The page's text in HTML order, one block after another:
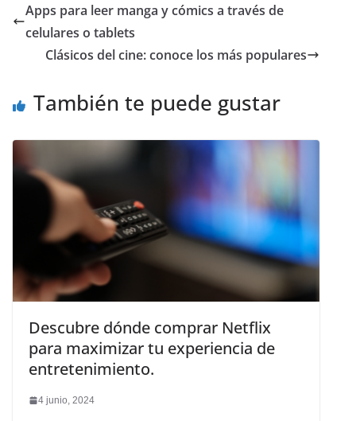
Apps para leer manga y cómics a través de
celulares o tablets
Clásicos del cine: conoce los más populares
También te puede gustar
Descubre dónde comprar Netflix
para maximizar tu experiencia de
entretenimiento.
4 junio, 2024